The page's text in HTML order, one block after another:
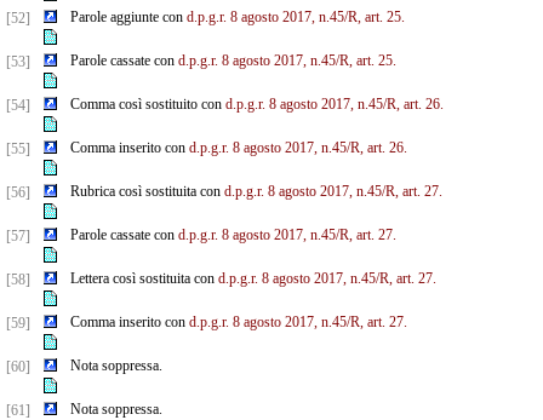
[52] Parole aggiunte con d.p.g.r. 8 agosto 2017, n.45/R, art. 25.
[53] Parole cassate con d.p.g.r. 8 agosto 2017, n.45/R, art. 25.
[54] Comma così sostituito con d.p.g.r. 8 agosto 2017, n.45/R, art. 26.
[55] Comma inserito con d.p.g.r. 8 agosto 2017, n.45/R, art. 26.
[56] Rubrica così sostituita con d.p.g.r. 8 agosto 2017, n.45/R, art. 27.
[57] Parole cassate con d.p.g.r. 8 agosto 2017, n.45/R, art. 27.
[58] Lettera così sostituita con d.p.g.r. 8 agosto 2017, n.45/R, art. 27.
[59] Comma inserito con d.p.g.r. 8 agosto 2017, n.45/R, art. 27.
[60] Nota soppressa.
[61] Nota soppressa.